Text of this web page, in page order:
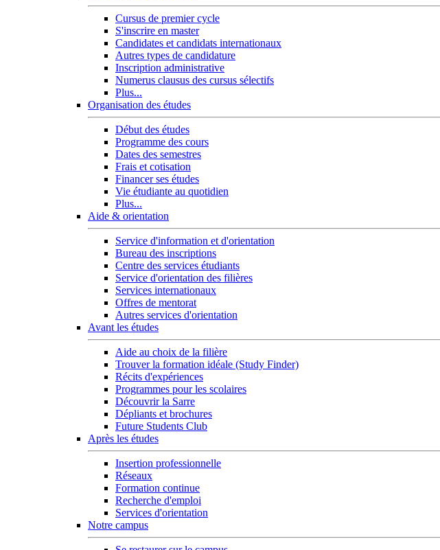
Cursus de premier cycle
S'inscrire en master
Candidates et candidats internationaux
Autres types de candidature
Inscription administrative
Numerus clausus des cursus sélectifs
Plus...
Organisation des études
Début des études
Programme des cours
Dates des semestres
Frais et cotisation
Financer ses études
Vie étudiante au quotidien
Plus...
Aide & orientation
Service d'information et d'orientation
Bureau des inscriptions
Centre des services étudiants
Service d'orientation des filières
Services internationaux
Offres de mentorat
Autres services d'orientation
Avant les études
Aide au choix de la filière
Trouver la formation idéale (Study Finder)
Récits d'expériences
Programmes pour les scolaires
Découvrir la Sarre
Dépliants et brochures
Future Students Club
Après les études
Insertion professionnelle
Réseaux
Formation continue
Recherche d'emploi
Services d'orientation
Notre campus